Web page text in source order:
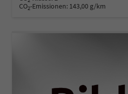
CO2-Emissionen: 143,00 g/km